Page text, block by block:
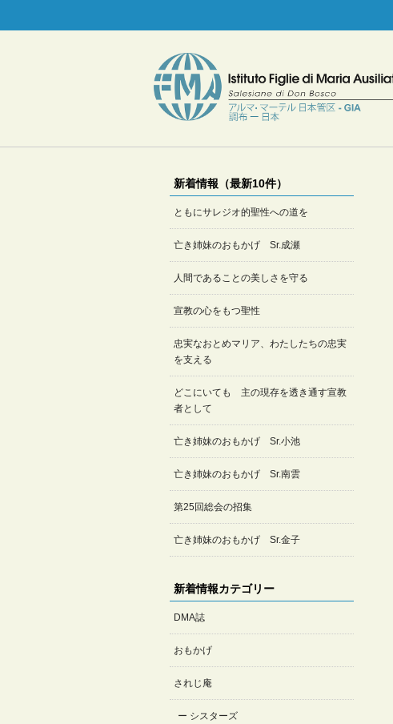
新着情報（最新10件）
ともにサレジオ的聖性への道を
亡き姉妹のおもかげ Sr.成瀬
人間であることの美しさを守る
宣教の心をもつ聖性
忠実なおとめマリア、わたしたちの忠実
を支える
どこにいても 主の現存を透き通す宣教
者として
亡き姉妹のおもかげ Sr.小池
亡き姉妹のおもかげ Sr.南雲
第25回総会の招集
亡き姉妹のおもかげ Sr.金子
新着情報カテゴリー
DMA誌
おもかげ
されじ庵
シスターズ